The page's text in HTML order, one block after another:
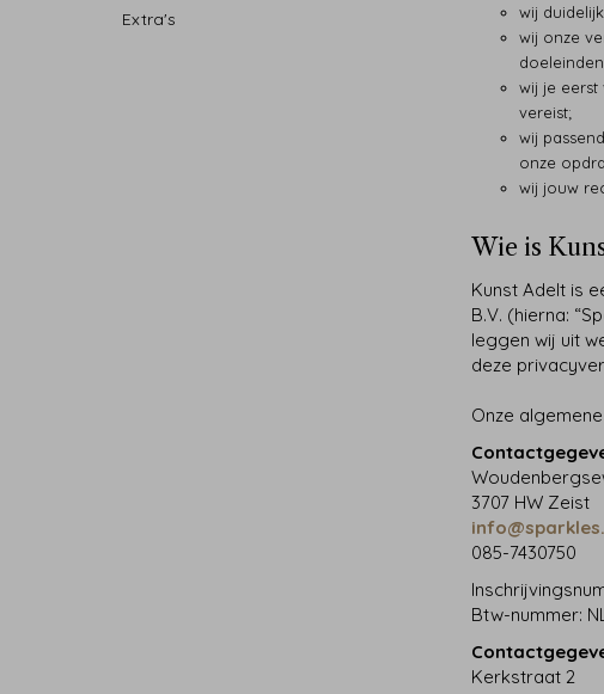
Extra's
wij
wij onze
wij je
vereist;
wij
onze
wij jouw
Wie is
Kunst Adelt is
B.V. (hierna:
leggen wij uit
deze
Onze
3707 HW Zeist
085-7430750
Btw-nummer:
Kerkstraat 2